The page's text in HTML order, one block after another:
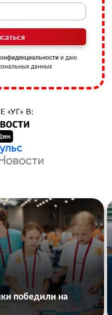
и даю
данных
«УГ» В:
победили на